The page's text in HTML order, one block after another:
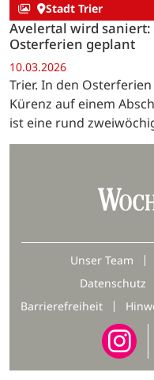
Stadt Trier
Avelertal wird
Osterferien geplant
10.03.2026
Trier. In den
Kürenz auf einem
ist eine rund
Unser Team
Datenschutz
Barrierefreiheit